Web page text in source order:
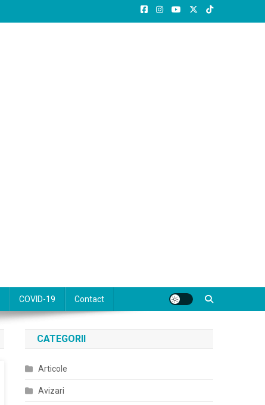
COVID-19 Contact
CATEGORII
Articole
Avizari